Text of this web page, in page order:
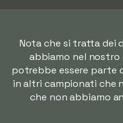
Nota che si tratta dei
abbiamo nel nostro
potrebbe essere parte
in altri campionati che
che non abbiamo